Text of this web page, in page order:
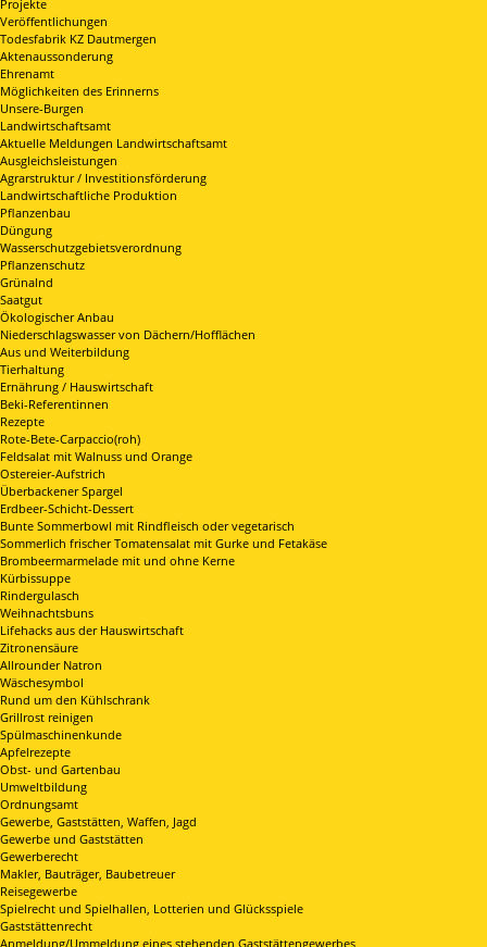
Projekte
Veröffentlichungen
Todesfabrik KZ Dautmergen
Aktenaussonderung
Ehrenamt
Möglichkeiten des Erinnerns
Unsere-Burgen
Landwirtschaftsamt
Aktuelle Meldungen Landwirtschaftsamt
Ausgleichsleistungen
Agrarstruktur / Investitionsförderung
Landwirtschaftliche Produktion
Pflanzenbau
Düngung
Wasserschutzgebietsverordnung
Pflanzenschutz
Grünalnd
Saatgut
Ökologischer Anbau
Niederschlagswasser von Dächern/Hofflächen
Aus und Weiterbildung
Tierhaltung
Ernährung / Hauswirtschaft
Beki-Referentinnen
Rezepte
Rote-Bete-Carpaccio(roh)
Feldsalat mit Walnuss und Orange
Ostereier-Aufstrich
Überbackener Spargel
Erdbeer-Schicht-Dessert
Bunte Sommerbowl mit Rindfleisch oder vegetarisch
Sommerlich frischer Tomatensalat mit Gurke und Fetakäse
Brombeermarmelade mit und ohne Kerne
Kürbissuppe
Rindergulasch
Weihnachtsbuns
Lifehacks aus der Hauswirtschaft
Zitronensäure
Allrounder Natron
Wäschesymbol
Rund um den Kühlschrank
Grillrost reinigen
Spülmaschinenkunde
Apfelrezepte
Obst- und Gartenbau
Umweltbildung
Ordnungsamt
Gewerbe, Gaststätten, Waffen, Jagd
Gewerbe und Gaststätten
Gewerberecht
Makler, Bauträger, Baubetreuer
Reisegewerbe
Spielrecht und Spielhallen, Lotterien und Glücksspiele
Gaststättenrecht
Anmeldung/Ummeldung eines stehenden Gaststättengewerbes